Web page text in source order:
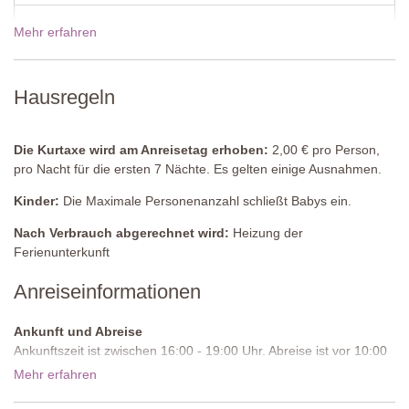
Zugang: römische Stufen
Geöffnet: Juni bis September
: Chlor
Entfernung von der Unterkunft
19 Dez - 02 Jan 2027
Preise für 2027
Mehr erfahren
Hausregeln
Die Kurtaxe wird am Anreisetag erhoben: 2,00 € pro Person,
pro Nacht für die ersten 7 Nächte. Es gelten einige Ausnahmen.
Kinder: Die Maximale Personenanzahl schließt Babys ein.
Nach Verbrauch abgerechnet wird: Heizung der
Ferienunterkunft
Anreiseinformationen
Ankunft und Abreise
Ankunftszeit ist zwischen 16:00 - 19:00 Uhr. Abreise ist vor 10:00
Uhr morgens.
Zufahrtsstraße:Ungepflastert, unregelmäßig, wir empfehlen ein
Mehr erfahren